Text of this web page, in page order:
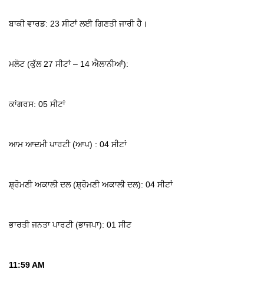
ਬਾਕੀ ਵਾਰਡ: 23 ਸੀਟਾਂ ਲਈ ਗਿਣਤੀ ਜਾਰੀ ਹੈ।
ਮਲੋਟ (ਕੁੱਲ 27 ਸੀਟਾਂ – 14 ਐਲਾਨੀਆਂ):
ਕਾਂਗਰਸ: 05 ਸੀਟਾਂ
ਆਮ ਆਦਮੀ ਪਾਰਟੀ (ਆਪ) : 04 ਸੀਟਾਂ
ਸ਼੍ਰੋਮਣੀ ਅਕਾਲੀ ਦਲ (ਸ਼੍ਰੋਮਣੀ ਅਕਾਲੀ ਦਲ): 04 ਸੀਟਾਂ
ਭਾਰਤੀ ਜਨਤਾ ਪਾਰਟੀ (ਭਾਜਪਾ): 01 ਸੀਟ
11:59 AM